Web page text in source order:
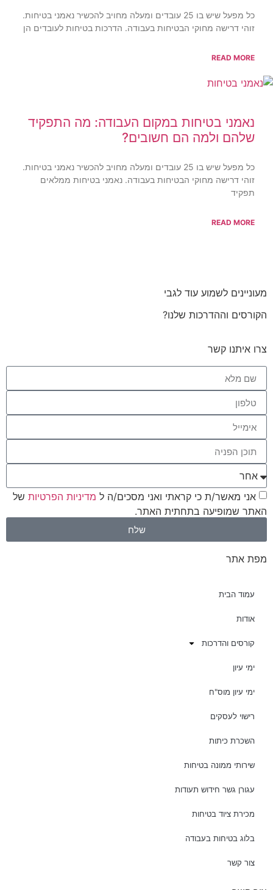
כל מפעל שיש בו 25 עובדים ומעלה מחויב להכשיר נאמני בטיחות.
זוהי דרישה מחוקי הבטיחות בעבודה. הדרכות בטיחות לעובדים הן
READ MORE
נאמני בטיחות במקום העבודה: מה התפקיד
שלהם ולמה הם חשובים?
כל מפעל שיש בו 25 עובדים ומעלה מחויב להכשיר נאמני בטיחות.
זוהי דרישה מחוקי הבטיחות בעבודה. נאמני בטיחות ממלאים
תפקיד
READ MORE
מעוניינים לשמוע עוד לגבי
הקורסים וההדרכות שלנו?
צרו איתנו קשר
אני מאשר/ת כי קראתי ואני מסכים/ה ל מדיניות הפרטיות של
האתר שמופיעה בתחתית האתר.
שלח
מפת אתר
עמוד הבית
אודות
קורסים והדרכות
ימי עיון
ימי עיון מוס"ח
רישוי לעסקים
השכרת כיתות
שירותי ממונה בטיחות
עגורן גשר חידוש תעודות
מכירת ציוד בטיחות
בלוג בטיחות בעבודה
צור קשר